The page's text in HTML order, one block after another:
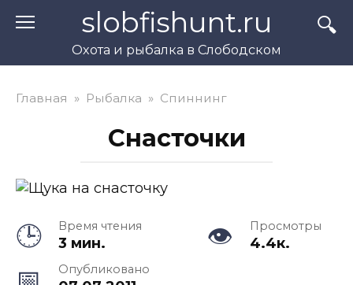
slobfishunt.ru
Охота и рыбалка в Слободском
Главная » Рыбалка » Спиннинг
Снасточки
Время чтения
3 мин.
Просмотры
4.4к.
Опубликовано